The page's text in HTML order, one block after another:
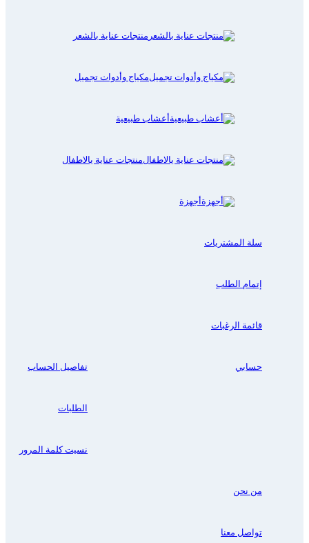
منتجات عناية بالشعر
مكياج وأدوات تجميل
أعشاب طبيعية
منتجات عناية يالاطفال
أجهزة
سلة المشتريات
إتمام الطلب
قائمة الرغبات
حسابي تفاصيل الحساب
الطلبات
نسيت كلمة المرور
من نحن
تواصل معنا